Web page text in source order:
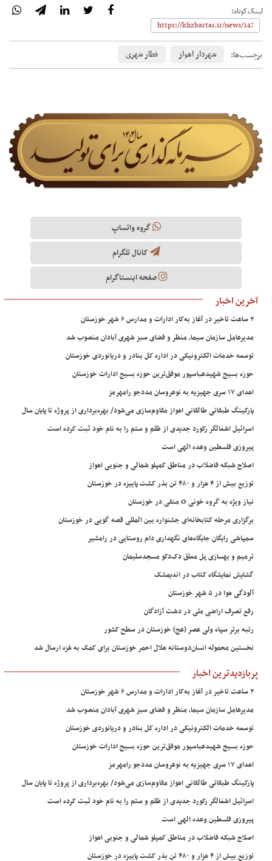
لینک‌کوتاه:
برچسب‌ها: شهردار اهواز قطار شهری
گروه واتساپ
کانال تلگرام
صفحه اینستاگرام
آخرین اخبار
۲ ساعت تاخیر در آغاز به‌کار ادارات و مدارس ۶ شهر خوزستان
مدیرعامل سازمان سیما، منظر و فضای سبز شهری آبادان منصوب شد
توسعه خدمات الکترونیکی در اداره کل بنادر و دریانوردی خوزستان
حوزه بسیج شهیدعباسپور موفق‌ترین حوزه بسیج ادارات خوزستان
اهدای ۱۷ سری جهیزیه به نوعروسان مددجو رامهرمز
پارکینگ طبقاتی طالقانی اهواز مقاوم‌سازی می‌شود/ بهره‌برداری از پروژه تا پایان سال
اسرائیل اشغالگر رکورد جدیدی از ظلم و ستم را به نام خود ثبت کرده است
پیروزی فلسطین وعده الهی است
اصلاح شبکه فاضلاب در مناطق کمپلو شمالی و جنوبی اهواز
توزیع بیش از ۴ هزار و ۴۸۰ تن بذر کشت پاییزه در خوزستان
نیاز ویژه به گروه خونی O منفی در خوزستان
برگزاری مرحله کتابخانه‌ای جشنواره بین المللی قصه گویی در خوزستان
سمپاشی رایگان جایگاه‌های نگهداری دام روستایی در رامشیر
ترمیم و بهسازی پل معلق دک‌دکو مسجدسلیمان
گشایش نمایشگاه کتاب در اندیمشک
آلودگی هوا در ۵ شهر خوزستان
رفع تصرف اراضی ملی در دشت آزادگان
رتبه برتر سپاه ولی عصر (عج) خوزستان در سطح کشور
نخستین محموله انسان‌دوستانه هلال احمر خوزستان برای کمک به غزه ارسال شد
پربازدیدترین اخبار
۲ ساعت تاخیر در آغاز به‌کار ادارات و مدارس ۶ شهر خوزستان
مدیرعامل سازمان سیما، منظر و فضای سبز شهری آبادان منصوب شد
توسعه خدمات الکترونیکی در اداره کل بنادر و دریانوردی خوزستان
حوزه بسیج شهیدعباسپور موفق‌ترین حوزه بسیج ادارات خوزستان
اهدای ۱۷ سری جهیزیه به نوعروسان مددجو رامهرمز
پارکینگ طبقاتی طالقانی اهواز مقاوم‌سازی می‌شود/ بهره‌برداری از پروژه تا پایان سال
اسرائیل اشغالگر رکورد جدیدی از ظلم و ستم را به نام خود ثبت کرده است
پیروزی فلسطین وعده الهی است
اصلاح شبکه فاضلاب در مناطق کمپلو شمالی و جنوبی اهواز
توزیع بیش از ۴ هزار و ۴۸۰ تن بذر کشت پاییزه در خوزستان